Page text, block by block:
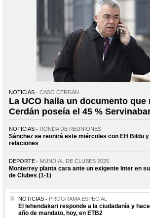
NOTICIAS CASO CERDÁN
La UCO halla un documento que
Cerdán poseía el 45 %
NOTICIAS RONDA DE REUNIONES
Sánchez se reunirá este miércoles con EH Bildu
relaciones
DEPORTE MUNDIAL DE CLUBES 2025
Monterrey planta cara ante un exigente Inter en
de Clubes (1-1)
NOTICIAS PROGRAMA ESPECIAL
El lehendakari responde a la ciudadanía y
año de mandato, hoy, en ETB2